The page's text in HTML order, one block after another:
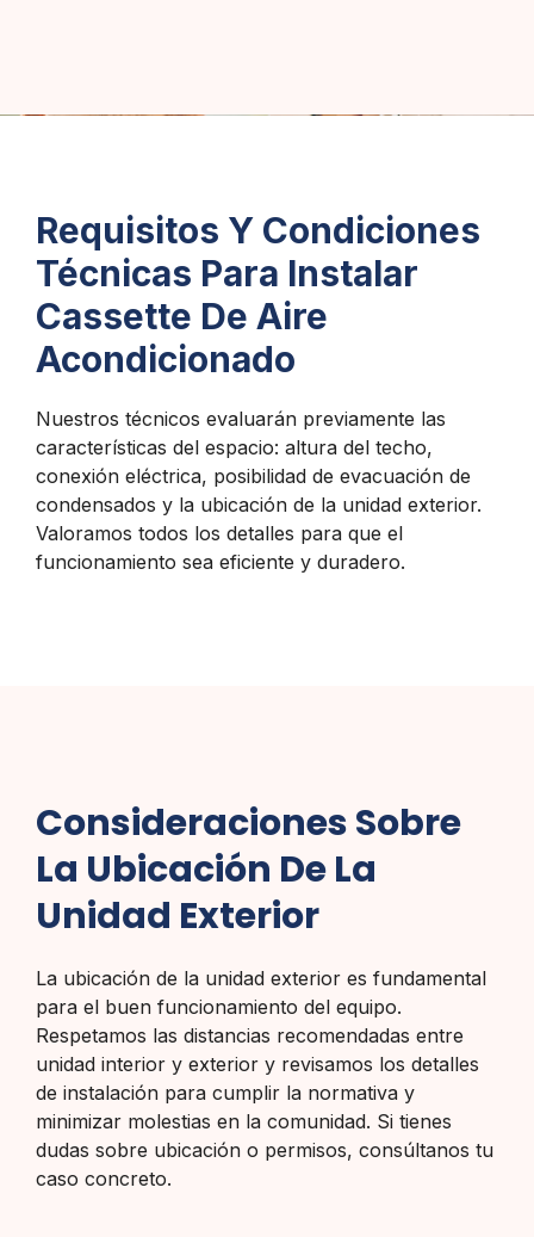
Requisitos Y Condiciones
Técnicas Para Instalar
Cassette De Aire
Acondicionado
Nuestros técnicos evaluarán previamente las
características del espacio: altura del techo,
conexión eléctrica, posibilidad de evacuación de
condensados y la ubicación de la unidad exterior.
Valoramos todos los detalles para que el
funcionamiento sea eficiente y duradero.
Consideraciones Sobre
La Ubicación De La
Unidad Exterior
La ubicación de la unidad exterior es fundamental
para el buen funcionamiento del equipo.
Respetamos las distancias recomendadas entre
unidad interior y exterior y revisamos los detalles
de instalación para cumplir la normativa y
minimizar molestias en la comunidad. Si tienes
dudas sobre ubicación o permisos, consúltanos tu
caso concreto.